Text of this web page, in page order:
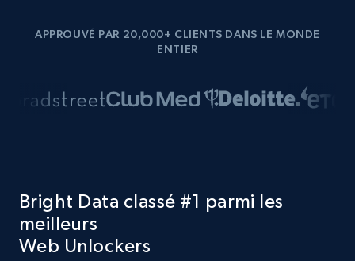
APPROUVÉ PAR 20,000+ CLIENTS DANS LE MONDE
ENTIER
Bright Data classé #1 parmi les
meilleurs
Web Unlockers